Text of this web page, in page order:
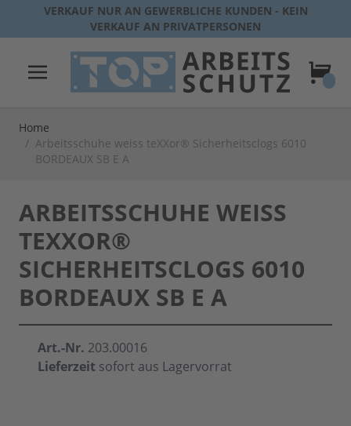
Direkt zum Inhalt
VERKAUF NUR AN GEWERBLICHE KUNDEN - KEIN
VERKAUF AN PRIVATPERSONEN
Home
/ Arbeitsschuhe weiss teXXor® Sicherheitsclogs 6010
BORDEAUX SB E A
ARBEITSSCHUHE WEISS
TEXXOR®
SICHERHEITSCLOGS 6010
BORDEAUX SB E A
Art.-Nr. 203.00016
Lieferzeit sofort aus Lagervorrat